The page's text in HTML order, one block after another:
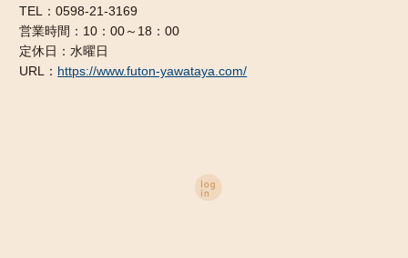
TEL：0598-21-3169
営業時間：10：00～18：00
定休日：水曜日
URL： https://www.futon-yawataya.com/